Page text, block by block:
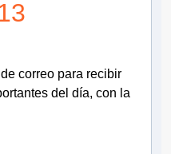
correo para recibir
del día, con la